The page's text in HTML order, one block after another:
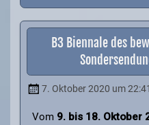
B3 Biennale des
7. Oktober 2020 um 22:41
Vom 9. bis 18. Oktober